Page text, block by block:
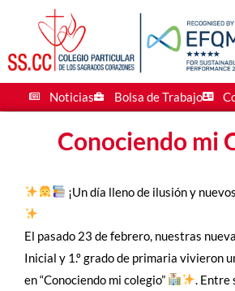
Noticias Bolsa de Trabajo
Conociendo mi
¡Un día lleno de ilusión y
El pasado 23 de febrero, nuestras
Inicial y 1.º grado de primaria vivieron
en “Conociendo mi colegio”
.